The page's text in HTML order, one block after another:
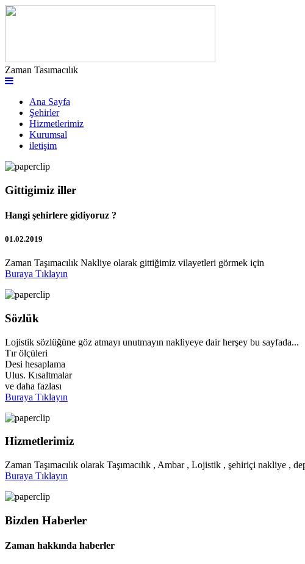
Zaman Tasımacılık
Ana Sayfa
Şehirler
Hizmetlerimiz
Kurumsal
iletişim
Gittigimiz iller
Hangi şehirlere gidiyoruz ?
01.02.2019
Zaman Taşımacılık Nakliye olarak gittiğimiz vilayetleri görmek için
Buraya Tıklayın
Sözlük
Lojistik sözlüğüne göz atmayı unutmayın nakliyeye dair herşey bu sayfada...
Tır ölçüleri
Desi hesaplama
Ulus. Kısaltmalar
ve daha fazlası
Buraya Tıklayın
Hizmetlerimiz
Zaman Taşımacılık olarak Taşımacılık , Ambar , Lojistik , şehiriçi nakliye ,
Buraya Tıklayın
Bizden Haberler
Zaman hakkında haberler